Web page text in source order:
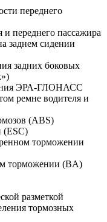
переднего
переднего пассажира
заднем сидении
задних боковых
ЭРА-ГЛОНАСС
ремне водителя и
(ABS)
(ESC)
торможении
торможении (BA)
разметкой
тормозных